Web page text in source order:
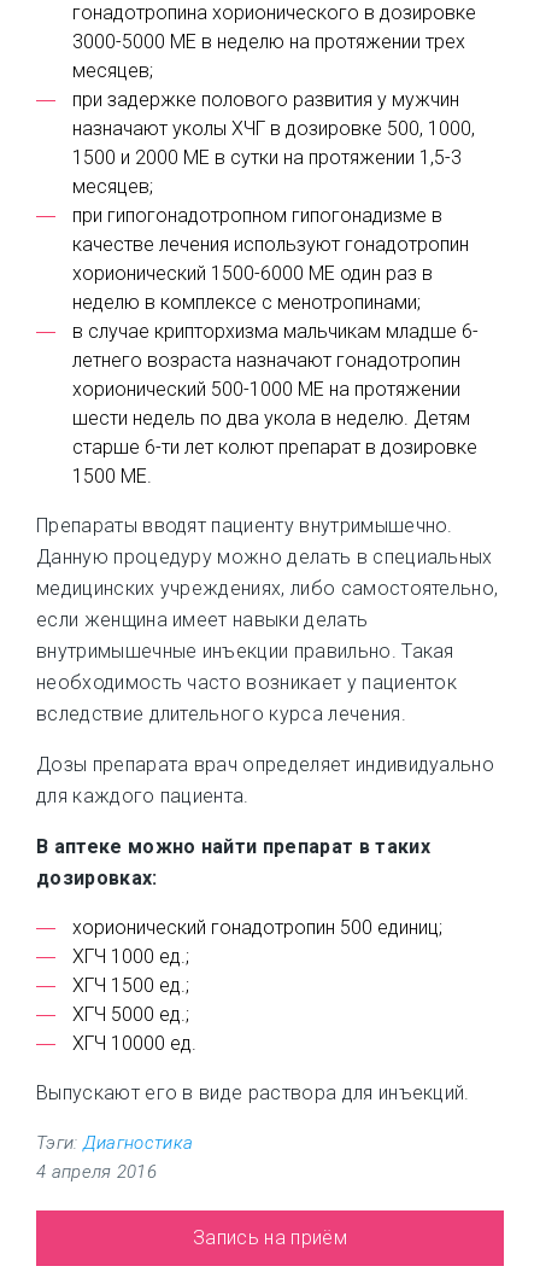
гонадотропина хорионического в дозировке
3000-5000 МЕ в неделю на протяжении трех
месяцев;
при задержке полового развития у мужчин
назначают уколы ХЧГ в дозировке 500, 1000,
1500 и 2000 МЕ в сутки на протяжении 1,5-3
месяцев;
при гипогонадотропном гипогонадизме в
качестве лечения используют гонадотропин
хорионический 1500-6000 МЕ один раз в
неделю в комплексе с менотропинами;
в случае крипторхизма мальчикам младше 6-
летнего возраста назначают гонадотропин
хорионический 500-1000 МЕ на протяжении
шести недель по два укола в неделю. Детям
старше 6-ти лет колют препарат в дозировке
1500 МЕ.
Препараты вводят пациенту внутримышечно.
Данную процедуру можно делать в специальных
медицинских учреждениях, либо самостоятельно,
если женщина имеет навыки делать
внутримышечные инъекции правильно. Такая
необходимость часто возникает у пациенток
вследствие длительного курса лечения.
Дозы препарата врач определяет индивидуально
для каждого пациента.
В аптеке можно найти препарат в таких
дозировках:
хорионический гонадотропин 500 единиц;
ХГЧ 1000 ед.;
ХГЧ 1500 ед.;
ХГЧ 5000 ед.;
ХГЧ 10000 ед.
Выпускают его в виде раствора для инъекций.
Тэги:Диагностика
4 апреля 2016
Запись на приём